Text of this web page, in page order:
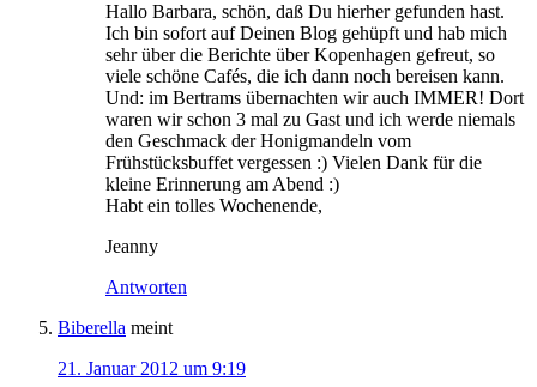
Hallo Barbara, schön, daß Du hierher gefunden hast.
Ich bin sofort auf Deinen Blog gehüpft und hab mich
sehr über die Berichte über Kopenhagen gefreut, so
viele schöne Cafés, die ich dann noch bereisen kann.
Und: im Bertrams übernachten wir auch IMMER! Dort
waren wir schon 3 mal zu Gast und ich werde niemals
den Geschmack der Honigmandeln vom
Frühstücksbuffet vergessen :) Vielen Dank für die
kleine Erinnerung am Abend :)
Habt ein tolles Wochenende,
Jeanny
Antworten
Biberella meint
21. Januar 2012 um 9:19